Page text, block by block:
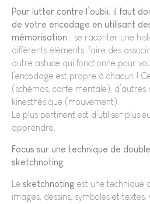
Pour lutter contre l’oubli, il faut
de votre encodage en utilisant
mémorisation : se raconter une
différents éléments, faire des
autre astuce qui fonctionne pour
l’encodage est propre à chacun !
(schémas, carte mentale), d’autres
kinesthésique (mouvement).
Le plus pertinent est d’utiliser
apprendre.
Focus sur une technique de
sketchnoting
Le sketchnoting est une technique
images, dessins, symboles et textes.